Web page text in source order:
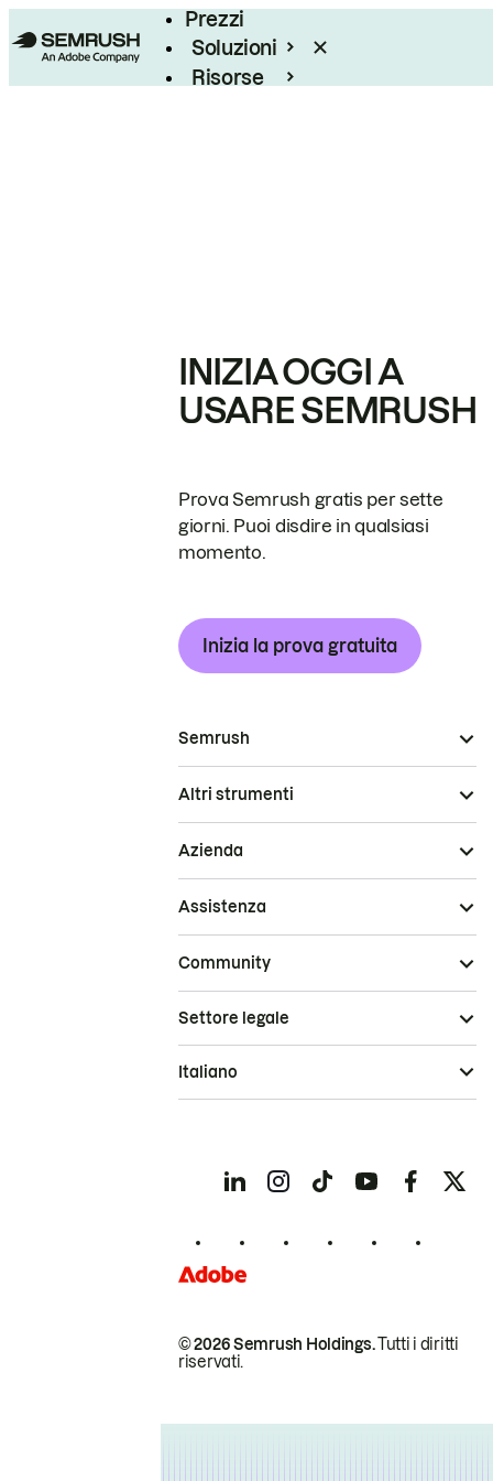
Prezzi
Soluzioni
Risorse
INIZIA OGGI A
USARE SEMRUSH
Prova Semrush gratis per sette
giorni. Puoi disdire in qualsiasi
momento.
Inizia la prova gratuita
Semrush
Altri strumenti
Azienda
Assistenza
Community
© 2026 Semrush Holdings.Tutti i diritti
riservati.
Settore legale
Italiano